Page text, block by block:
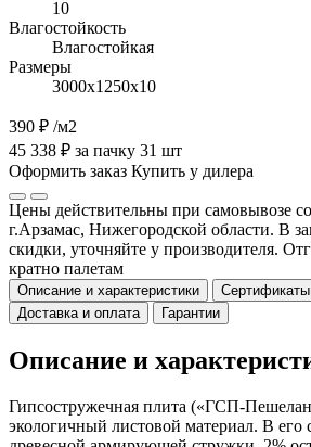
10
Влагостойкость
Влагостойкая
Размеры
3000х1250х10
390 ₽ /м2
45 338 ₽ за пачку 31 шт
Оформить заказ Купить у дилера
Цены действительны при самовывозе
г.Арзамас, Нижегородской области. В
скидки, уточняйте у производителя.
кратно палетам
Описание и характеристики Сертификаты
Доставка и оплата
Гарантии
Описание и
Гипсостружечная плита («ГСП-
экологичный листовой материал. В его